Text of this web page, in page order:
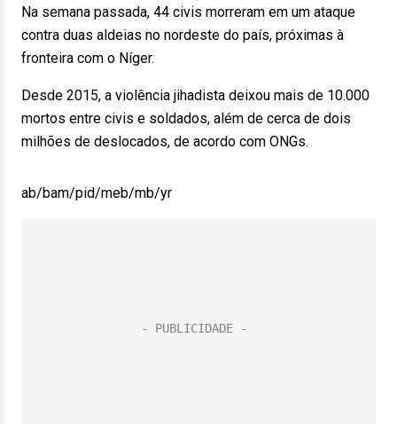
Na semana passada, 44 civis morreram em um ataque
contra duas aldeias no nordeste do país, próximas à
fronteira com o Níger.
Desde 2015, a violência jihadista deixou mais de 10.000
mortos entre civis e soldados, além de cerca de dois
milhões de deslocados, de acordo com ONGs.
ab/bam/pid/meb/mb/yr